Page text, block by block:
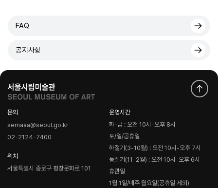
FAQ
공지사항
문의
semaaa@seoul.go.kr
02-2124-7400
위치
서울특별시 종로구 평창문화로 101
운영시간
화-금 : 오전 10시-오후 8시
토/일/공휴일
하절기(3-10월) : 오전 10시-오후 7시
동절기(11-2월) : 오전 10시-오후 6시
휴관일
1월 1일/매주 월요일(공휴일 제외)